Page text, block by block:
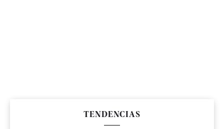
TENDENCIAS